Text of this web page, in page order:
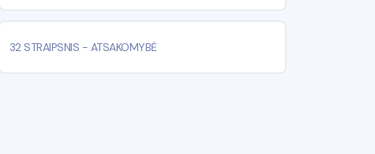
32 STRAIPSNIS - ATSAKOMYBĖ